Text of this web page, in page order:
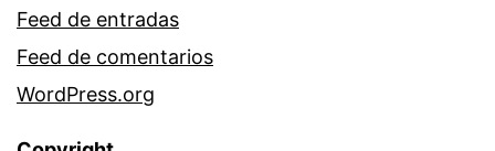
Feed de entradas
Feed de comentarios
WordPress.org